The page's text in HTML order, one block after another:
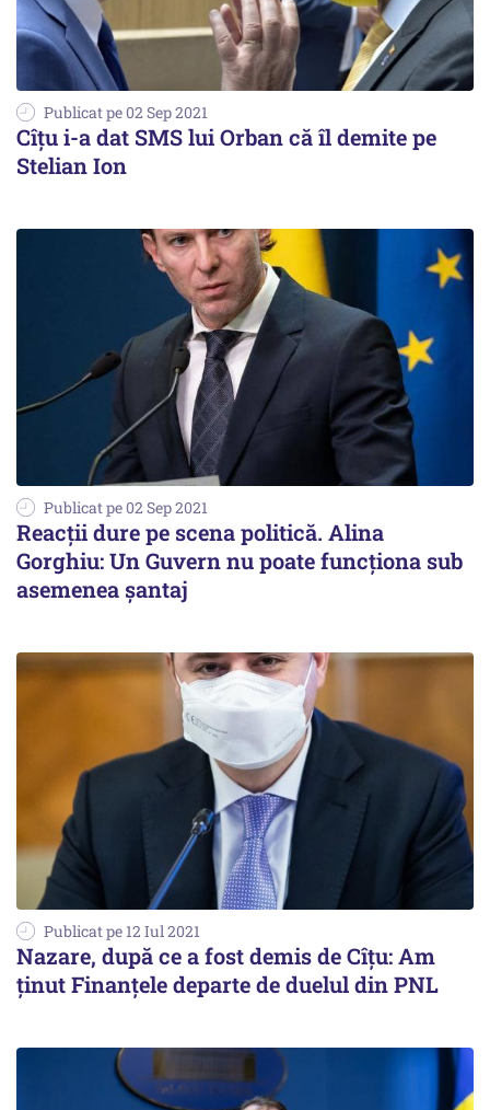
Publicat pe 02 Sep 2021
Cîţu i-a dat SMS lui Orban că îl demite pe
Stelian Ion
Publicat pe 02 Sep 2021
Reacții dure pe scena politică. Alina
Gorghiu: Un Guvern nu poate funcționa sub
asemenea șantaj
Publicat pe 12 Iul 2021
Nazare, după ce a fost demis de Cîțu: Am
ținut Finanțele departe de duelul din PNL